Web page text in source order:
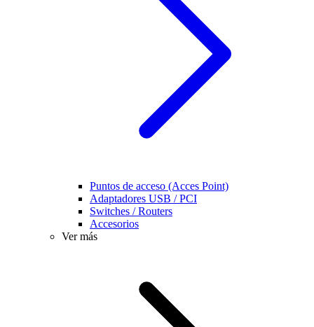
Puntos de acceso (Acces Point)
Adaptadores USB / PCI
Switches / Routers
Accesorios
Ver más